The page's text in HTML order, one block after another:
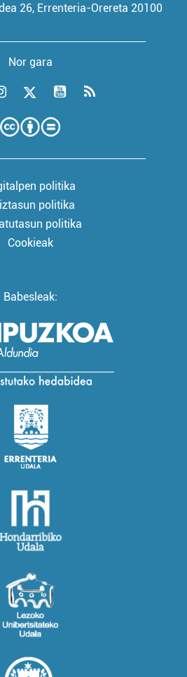
26, Errenteria-Orereta 20100
Nor gara
politika
politika
politika
Cookieak
Babesleak: